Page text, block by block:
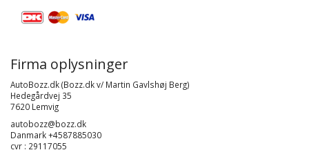
Firma oplysninger
AutoBozz.dk (Bozz.dk v/ Martin Gavlshøj Berg)
Hedegårdvej 35
7620 Lemvig
autobozz@bozz.dk
Danmark +4587885030
cvr : 29117055